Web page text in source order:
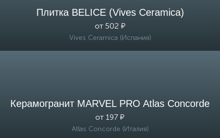
Плитка BELICE (Vives Ceramica)
от 502 ₽
Vives Ceramica (Испания)
Керамогранит MARVEL PRO Atlas Concorde
от 197 ₽
Atlas Concorde (Италия)